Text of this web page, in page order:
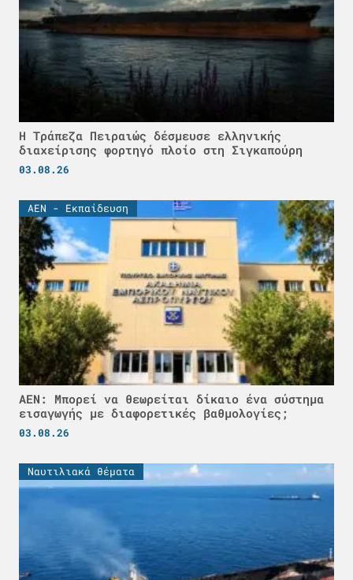
Η Τράπεζα Πειραιώς δέσμευσε ελληνικής
διαχείρισης φορτηγό πλοίο στη Σιγκαπούρη
03.08.26
ΑΕΝ - Εκπαίδευση
ΑΕΝ: Μπορεί να θεωρείται δίκαιο ένα σύστημα
εισαγωγής με διαφορετικές βαθμολογίες;
03.08.26
Ναυτιλιακά θέματα